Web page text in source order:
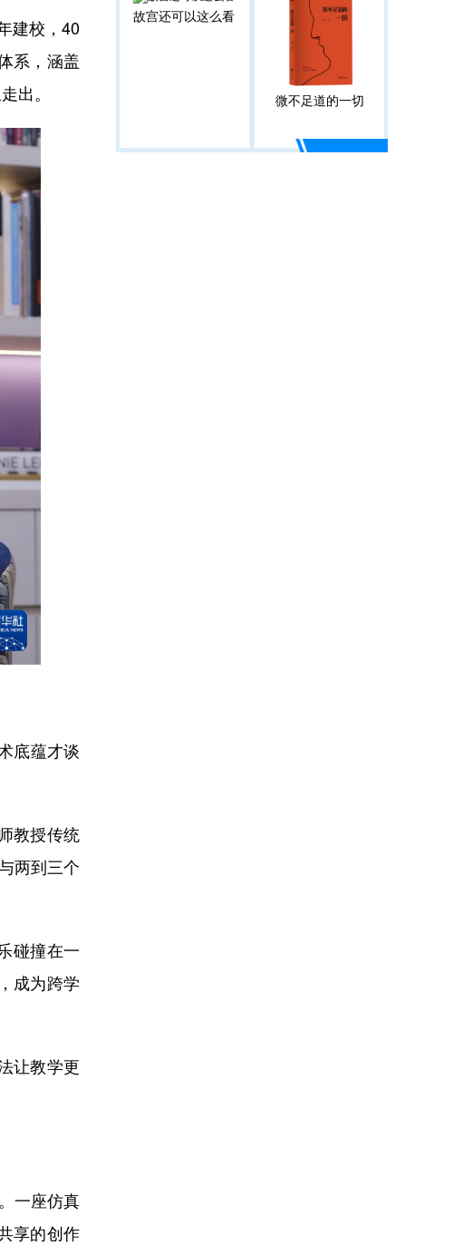
建校，40
系，涵盖
出。
底蕴才谈
教授传统
两到三个
碰撞在一
成为跨学
让教学更
一座仿真
享的创作
故宫还可以这么看
微不足道的一切